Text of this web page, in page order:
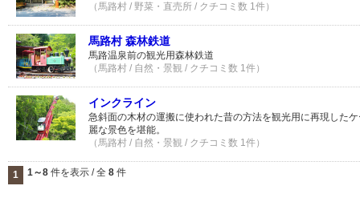
（馬路村 / 野菜・直売所 / クチコミ数 1件）
馬路村 森林鉄道
馬路温泉前の観光用森林鉄道
（馬路村 / 自然・景観 / クチコミ数 1件）
インクライン
急斜面の木材の運搬に使われた昔の方法を観光用に再現した
麗な景色を堪能。
（馬路村 / 自然・景観 / クチコミ数 1件）
1 1～8 件を表示 / 全 8 件